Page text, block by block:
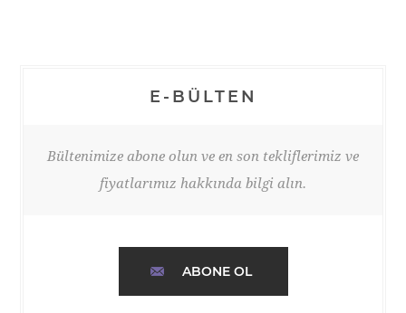
E-BÜLTEN
Bültenimize abone olun ve en son tekliflerimiz ve
fiyatlarımız hakkında bilgi alın.
ABONE OL